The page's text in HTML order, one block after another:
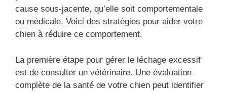
cause sous-jacente, qu’elle soit comportementale
ou médicale. Voici des stratégies pour aider votre
chien à réduire ce comportement.
La première étape pour gérer le léchage excessif
est de consulter un vétérinaire. Une évaluation
complète de la santé de votre chien peut identifier